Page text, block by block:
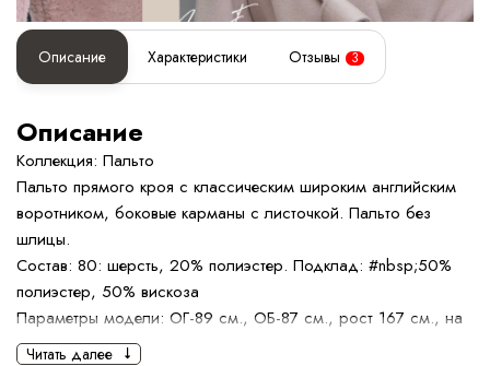
Описание Характеристики Отзывы 3
Описание
Коллекция: Пальто
Пальто прямого кроя с классическим широким английским
воротником, боковые карманы с листочкой. Пальто без
шлицы.
Состав: 80: шерсть, 20% полиэстер. Подклад: #nbsp;50%
полиэстер, 50% вискоза
Параметры модели: ОГ-89 см., ОБ-87 см., рост 167 см., на
модели размер 40
Читать далее